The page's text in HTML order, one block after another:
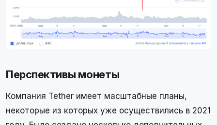
Перспективы монеты
Компания Tether имеет масштабные планы,
некоторые из которых уже осуществились в 2021